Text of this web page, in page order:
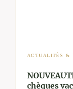
ACTUALITÉS &
chèques